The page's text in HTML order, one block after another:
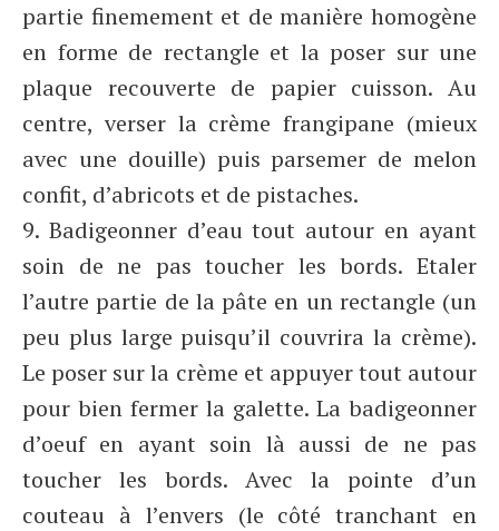
partie finemement et de manière homogène
en forme de rectangle et la poser sur une
plaque recouverte de papier cuisson. Au
centre, verser la crème frangipane (mieux
avec une douille) puis parsemer de melon
confit, d’abricots et de pistaches.
9. Badigeonner d’eau tout autour en ayant
soin de ne pas toucher les bords. Etaler
l’autre partie de la pâte en un rectangle (un
peu plus large puisqu’il couvrira la crème).
Le poser sur la crème et appuyer tout autour
pour bien fermer la galette. La badigeonner
d’oeuf en ayant soin là aussi de ne pas
toucher les bords. Avec la pointe d’un
couteau à l’envers (le côté tranchant en